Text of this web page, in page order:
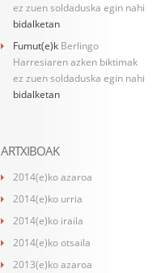
ez zuen soldaduska egin nahi
bidalketan
Fumut(e)k Berlingo
Harresiaren azken biktimak
ez zuen soldaduska egin nahi
bidalketan
ARTXIBOAK
2014(e)ko azaroa
2014(e)ko urria
2014(e)ko iraila
2014(e)ko otsaila
2013(e)ko azaroa